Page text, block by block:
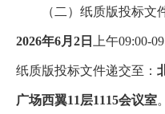
（二）纸质版投标
2026年6月2日 上午09:00-
纸质版投标文件递交至：
广场西翼11层1115会议室